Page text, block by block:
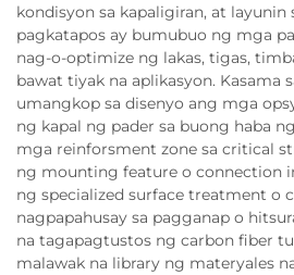
kondisyon sa kapaligiran, at layunin
pagkatapos ay bumubuo ng mga
nag-o-optimize ng lakas, tigas,
bawat tiyak na aplikasyon. Kasama
umangkop sa disenyo ang mga
ng kapal ng pader sa buong haba
mga reinforsment zone sa critical
ng mounting feature o connection
ng specialized surface treatment o
nagpapahusay sa pagganap o
na tagapagtustos ng carbon fiber
malawak na library ng materyales